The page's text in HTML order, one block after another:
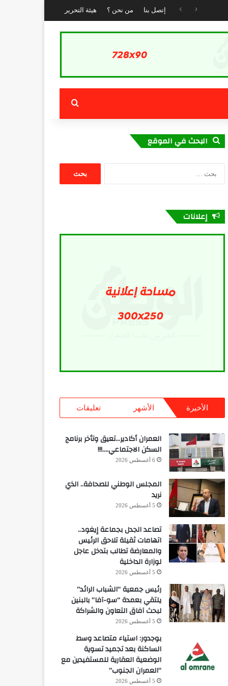
إتصل بنا من نحن ؟ هيئة التحرير
بحث عن
البحث في الموقع
إعلانات
الأخيرة الأشهر تعليقات
العمران أكادير…تعيق وتأخر برنامج
السكن الاجتماعي….!!!
6 أغسطس 2026
المجلس الوطني للصحافة.. الذي
نريد
5 أغسطس 2026
تصاعد الجدل بجماعة إيغود..
اتهامات ثقيلة تلاحق الرئيس
والمعارضة تطالب بتدخل عاجل
لوزارة الداخلية
5 أغسطس 2026
رئيس جمعية “الشباب الرائد”
يلتقي بعمدة “سو-آفا” بالبنين
لبحث آفاق التعاون والشراكة
5 أغسطس 2026
بوجدور: استياء متصاعد وسط
الساكنة بعد تجميد تسوية
الوضعية العقارية للمستفيدين مع
“العمران الجنوب”
5 أغسطس 2026